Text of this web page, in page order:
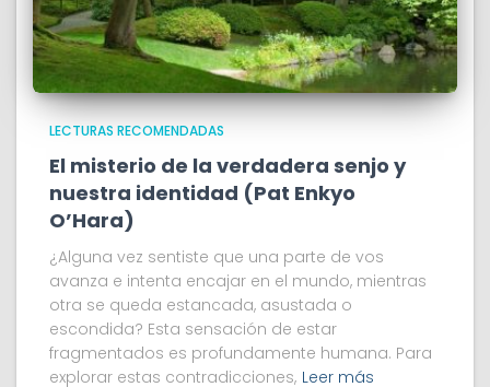
LECTURAS RECOMENDADAS
El misterio de la verdadera senjo y
nuestra identidad (Pat Enkyo
O’Hara)
¿Alguna vez sentiste que una parte de vos
avanza e intenta encajar en el mundo, mientras
otra se queda estancada, asustada o
escondida? Esta sensación de estar
fragmentados es profundamente humana. Para
explorar estas contradicciones, Leer más